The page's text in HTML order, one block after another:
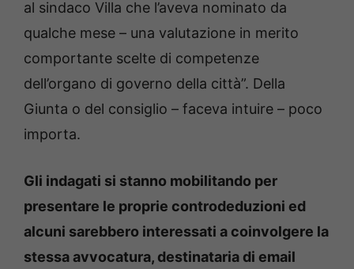
al sindaco Villa che l’aveva nominato da
qualche mese – una valutazione in merito
comportante scelte di competenze
dell’organo di governo della città”. Della
Giunta o del consiglio – faceva intuire – poco
importa.
Gli indagati si stanno mobilitando per
presentare le proprie controdeduzioni ed
alcuni sarebbero interessati a coinvolgere la
stessa avvocatura, destinataria di email